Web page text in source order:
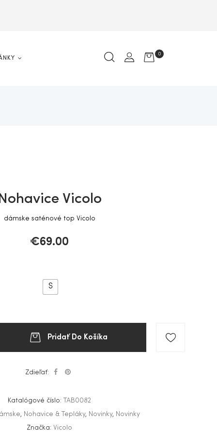
0
Vicolo
dámske saténové top Vicolo
€69.00
S
Pridať Do Košíka
Zdieľať:
Katalógové číslo: TAB0082
Nohavice & Tepláky, Novinky, Novinky
Značka: Vicolo